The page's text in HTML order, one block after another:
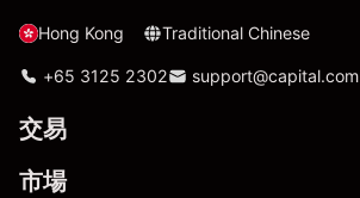
Hong Kong Traditional Chinese
+65 3125 2302 support@capital.com
交易
市場